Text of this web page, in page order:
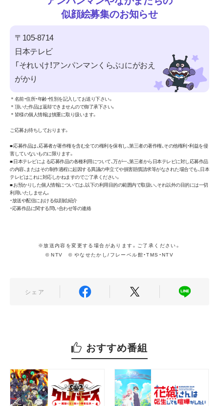
似顔絵募集のお知らせ
〒105-8714
日本テレビ
「それいけ！アンパンマンくらぶ」にがおえ
がかり
＊名前・住所・年齢・性別を記入してお送り下さい。
＊頂いた作品は返却できませんので御了承下さい。
＊皆様の個人情報は慎重に取り扱います。
ご応募お待ちしております。
■ 応募作品は、応募者が著作権を含む全ての権利を保有し、第三者の著作権、その他権利・利益を侵
害していないものに限ります。
■ 日本テレビによる応募作品の各種利用について、万が一、第三者から日本テレビに対し応募作品
の内容、またはその制作過程に起因する異議の申立てや損害賠償請求等がなされた場合でも、日本
テレビはこれに対応しかねますのでご了承ください。
■ お預かりした個人情報については、以下の利用目的の範囲内で取扱い、それ以外の目的には一切
利用いたしません。
・放送や配信における似顔絵紹介
・応募作品に関する問い合わせ等の連絡
※放送内容を変更する場合があります。ご了承ください。
©︎ NTV ©︎ やなせたかし/フレーベル館・TMS・NTV
シェア
おすすめ番組